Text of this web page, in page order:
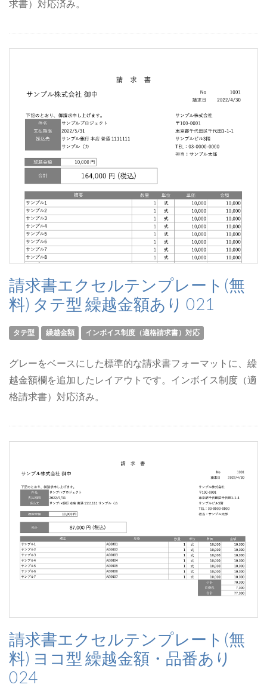
求書）対応済み。
請求書エクセルテンプレート(無
料) タテ型 繰越金額あり 021
タテ型 繰越金額 インボイス制度（適格請求書）対応
グレーをベースにした標準的な請求書フォーマットに、繰
越金額欄を追加したレイアウトです。インボイス制度（適
格請求書）対応済み。
請求書エクセルテンプレート(無
料) ヨコ型 繰越金額・品番あり
024